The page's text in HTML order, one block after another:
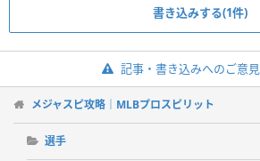
書き込みする(1件)
記事・書き込みへのご意
メジャスピ攻略｜MLBプロスピリット
選手